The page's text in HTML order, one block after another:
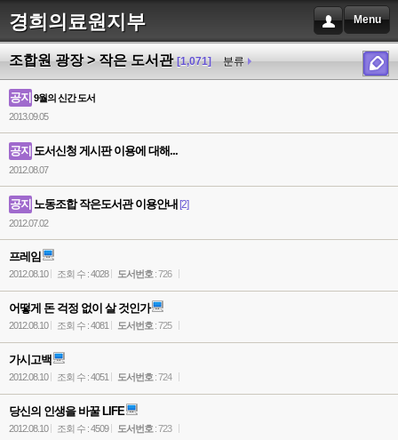
경희의료원지부 Menu
조합원 광장 > 작은 도서관 [1,071] 분류
공지 9월의 신간 도서
2013.09.05
공지 도서신청 게시판 이용에 대해...
2012.08.07
공지 노동조합 작은도서관 이용안내 [2]
2012.07.02
프레임
2012.08.10 조회 수 : 4028 도서번호 : 726
어떻게 돈 걱정 없이 살 것인가
2012.08.10 조회 수 : 4081 도서번호 : 725
가시고백
2012.08.10 조회 수 : 4051 도서번호 : 724
당신의 인생을 바꿀 LIFE
2012.08.10 조회 수 : 4509 도서번호 : 723